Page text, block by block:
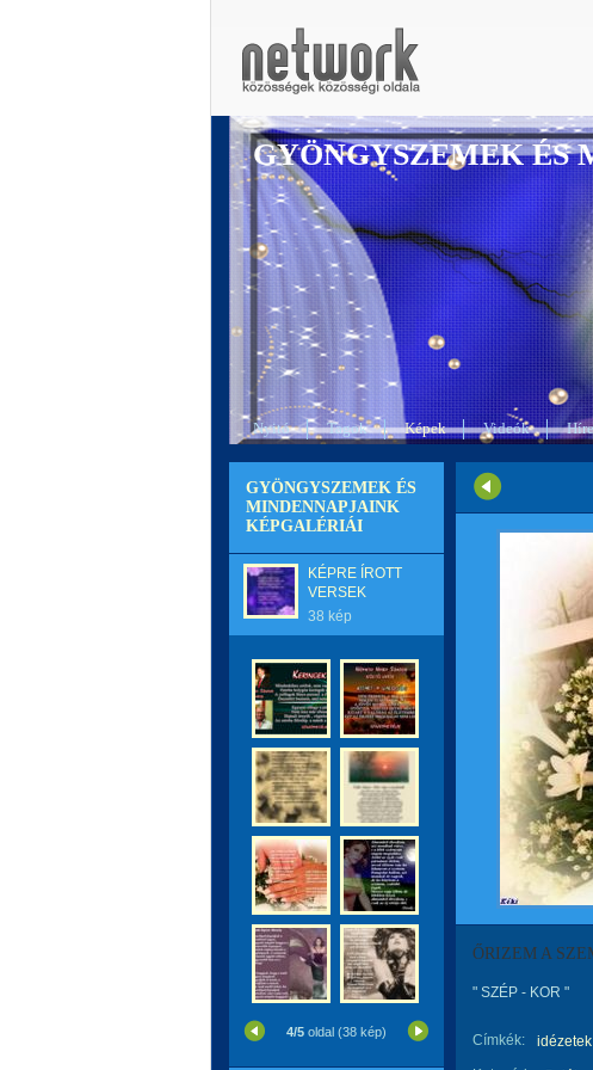
GYÖNGYSZEMEK ÉS
Nyitó Tagok Képek Videók
GYÖNGYSZEMEK ÉS
MINDENNAPJAINK
KÉPGALÉRIÁI
KÉPRE ÍROTT
VERSEK
38 kép
4/5 oldal (38 kép)
ŐRIZEM A
" SZÉP - KOR "
Címkék: